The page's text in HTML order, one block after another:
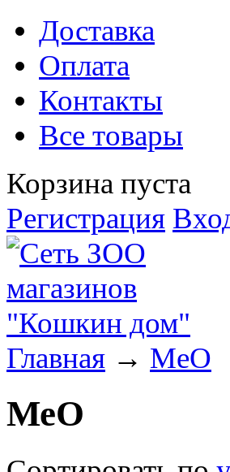
Доставка
Оплата
Контакты
Все товары
Корзина пуста
Регистрация
Главная → МеО
МеО